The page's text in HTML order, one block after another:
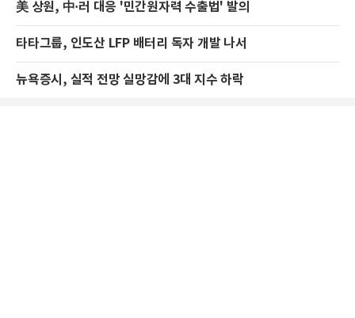
美 상원, 中·러 대응 '민간원자력 수출법' 발의
타타그룹, 인도산 LFP 배터리 독자 개발 나서
뉴욕증시, 실적 전망 실망감에 3대 지수 하락